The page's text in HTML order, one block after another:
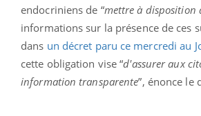
endocriniens de “mettre à disposition
informations sur la présence de ces
dans un décret paru ce mercredi au
cette obligation vise “d'assurer aux
information transparente”, énonce le